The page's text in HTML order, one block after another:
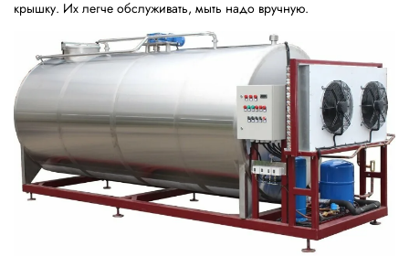
крышку. Их легче обслуживать, мыть надо вручную.